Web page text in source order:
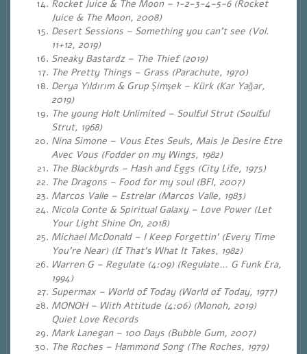
Rocket Juice & The Moon – 1-2-3-4-5-6 (Rocket
Juice & The Moon, 2008)
Desert Sessions – Something you can’t see (Vol.
11+12, 2019)
Sneaky Bastardz – The Thief (2019)
The Pretty Things – Grass (Parachute, 1970)
Derya Yıldırım & Grup Şimşek – Kürk (Kar Yağar,
2019)
The young Holt Unlimited – Soulful Strut (Soulful
Strut, 1968)
Nina Simone – Vous Etes Seuls, Mais Je Desire Etre
Avec Vous (Fodder on my Wings, 1982)
The Blackbyrds – Hash and Eggs (City Life, 1975)
The Dragons – Food for my soul (BFI, 2007)
Marcos Valle – Estrelar (Marcos Valle, 1983)
Nicola Conte & Spiritual Galaxy – Love Power (Let
Your Light Shine On, 2018)
Michael McDonald – I Keep Forgettin’ (Every Time
You’re Near) (If That’s What It Takes, 1982)
Warren G – Regulate (4:09) (Regulate… G Funk Era,
1994)
Supermax – World of Today (World of Today, 1977)
MONOH – With Attitude (4:06) (Monoh, 2019)
Quiet Love Records
Mark Lanegan – 100 Days (Bubble Gum, 2007)
The Roches – Hammond Song (The Roches, 1979)